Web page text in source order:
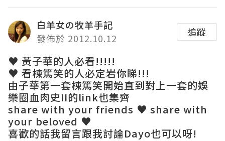
白羊女の牧羊手記
發佈於 2012.10.12
追蹤
♥ 黃子華的人必看!!!!!
♥ 看棟篤笑的人必定岩你睇!!!
由子華第一套棟篤笑開始直到對上一套的娛
樂圈血肉史II的link也集齊
share with your friends ♥ share with
your beloved ♥
喜歡的話我留言跟我討論Dayo也可以呀!